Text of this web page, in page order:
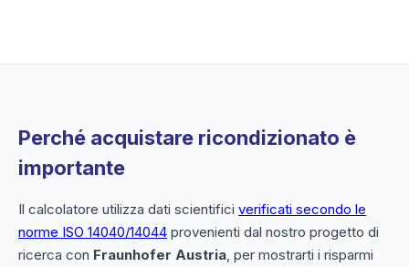
Perché acquistare ricondizionato è
importante
Il calcolatore utilizza dati scientifici verificati secondo le
norme ISO 14040/14044 provenienti dal nostro progetto di
ricerca con Fraunhofer Austria, per mostrarti i risparmi